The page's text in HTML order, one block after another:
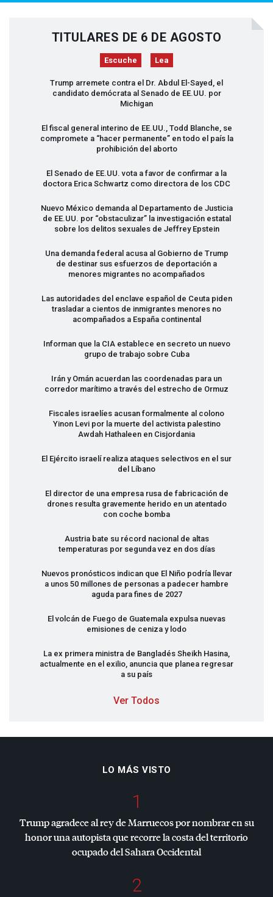
TITULARES DE 6 DE AGOSTO
Escuche Lea
Trump arremete contra el Dr. Abdul El-Sayed, el
candidato demócrata al Senado de EE.UU. por
Michigan
El fiscal general interino de EE.UU., Todd Blanche, se
compromete a “hacer permanente” en todo el país la
prohibición del aborto
El Senado de EE.UU. vota a favor de confirmar a la
doctora Erica Schwartz como directora de los CDC
Nuevo México demanda al Departamento de Justicia
de EE.UU. por “obstaculizar” la investigación estatal
sobre los delitos sexuales de Jeffrey Epstein
Una demanda federal acusa al Gobierno de Trump
de destinar sus esfuerzos de deportación a
menores migrantes no acompañados
Las autoridades del enclave español de Ceuta piden
trasladar a cientos de inmigrantes menores no
acompañados a España continental
Informan que la CIAestablece en secreto un nuevo
grupo de trabajo sobre Cuba
Irán y Omán acuerdan las coordenadas para un
corredor marítimo a través del estrecho de Ormuz
Fiscales israelíes acusan formalmente al colono
Yinon Levi por la muerte del activista palestino
Awdah Hathaleen en Cisjordania
El Ejército israelí realiza ataques selectivos en el sur
del Líbano
El director de una empresa rusa de fabricación de
drones resulta gravemente herido en un atentado
con coche bomba
Austria bate su récord nacional de altas
temperaturas por segunda vez en dos días
Nuevos pronósticos indican que El Niño podría llevar
a unos 50 millones de personas a padecer hambre
aguda para fines de 2027
El volcán de Fuego de Guatemala expulsa nuevas
emisiones de ceniza y lodo
La ex primera ministra de Bangladés Sheikh Hasina,
actualmente en el exilio, anuncia que planea regresar
a su país
Ver Todos
LO MÁS VISTO
1
Trump agradece al rey de Marruecos por nombrar en su
honor una autopista que recorre la costa del territorio
ocupado del Sahara Occidental
2